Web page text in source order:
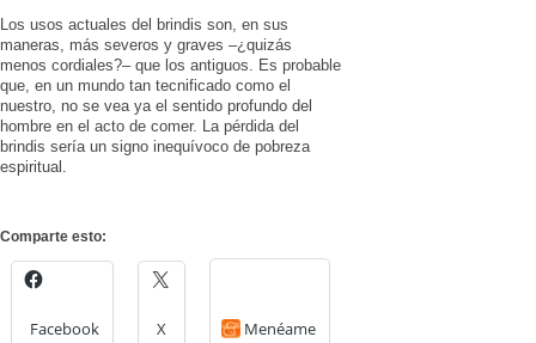
Los usos actuales del brindis son, en sus
maneras, más severos y graves –¿quizás
menos cordiales?– que los anti­guos. Es probable
que, en un mundo tan tecnifi­cado como el
nuestro, no se vea ya el sentido profundo del
hombre en el acto de comer. La pérdida del
brindis sería un signo inequívoco de po­breza
espiritual.
Comparte esto:
Facebook X Menéame